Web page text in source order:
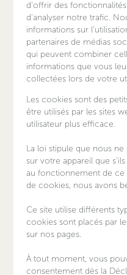
d'offrir des
d'analyser notre trafic.
informations sur
partenaires de médias
qui peuvent combiner
informations que vous
collectées lors de votre
Les cookies sont des
être utilisés par les sites
utilisateur plus efficace.
La loi stipule que nous
sur votre appareil que
au fonctionnement de ce
de cookies, nous avons
Ce site utilise différents
cookies sont placés par
sur nos pages.
À tout moment, vous
consentement dès la